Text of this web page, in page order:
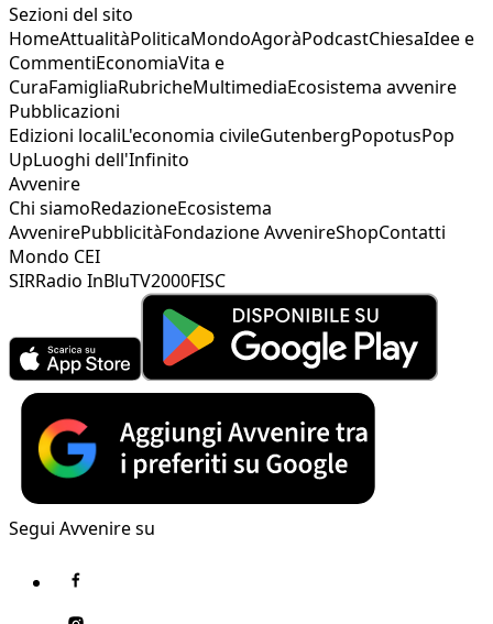
Sezioni del sito
HomeAttualitàPoliticaMondoAgoràPodcastChiesaIdee e
CommentiEconomiaVita e
CuraFamigliaRubricheMultimediaEcosistema avvenire
Pubblicazioni
Edizioni localiL'economia civileGutenbergPopotusPop
UpLuoghi dell'Infinito
Avvenire
Chi siamoRedazioneEcosistema
AvvenirePubblicitàFondazione AvvenireShopContatti
Mondo CEI
SIRRadio InBluTV2000FISC
Segui Avvenire su